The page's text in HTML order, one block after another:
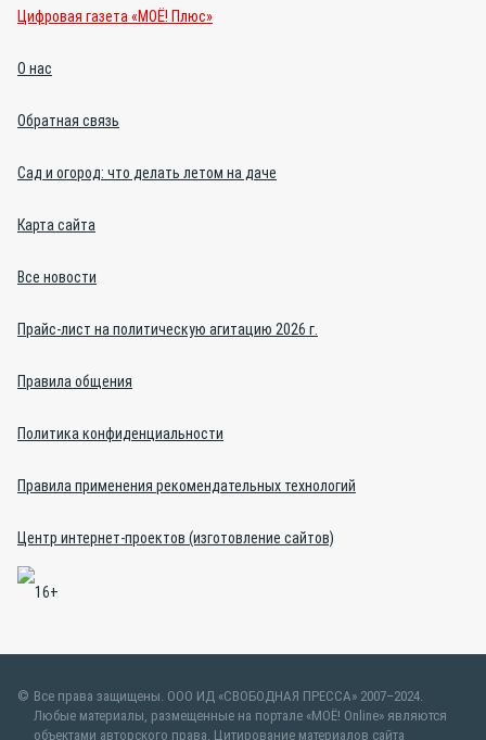
Цифровая газета «МОЁ! Плюс»
О нас
Обратная связь
Сад и огород: что делать летом на даче
Карта сайта
Все новости
Прайс-лист на политическую агитацию 2026 г.
Правила общения
Политика конфиденциальности
Правила применения рекомендательных технологий
Центр интернет-проектов (изготовление сайтов)
Все права защищены. ООО ИД «СВОБОДНАЯ ПРЕССА» 2007–2024.
Любые материалы, размещенные на портале «МОЁ! Online» являются
объектами авторского права. Цитирование материалов сайта